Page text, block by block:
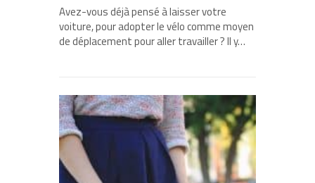
Avez-vous déjà pensé à laisser votre
voiture, pour adopter le vélo comme moyen
de déplacement pour aller travailler ? Il y…